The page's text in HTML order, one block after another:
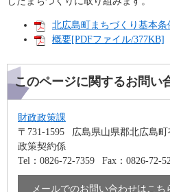
北広島町まちづくり基本条
概要[PDFファイル/377KB]
このページに関するお問い
財政政策課
〒731-1595
広島県山県郡北広島町
政策契約係
Tel：0826-72-7359
Fax：0826-72-
メールでのお問い合わせはこち